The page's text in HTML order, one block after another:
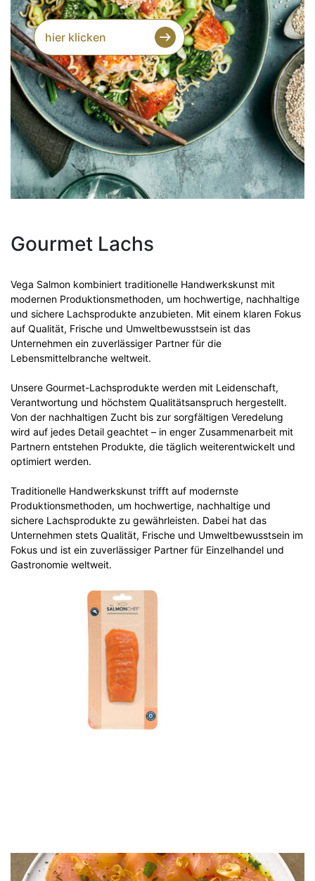
hier klicken
Gourmet Lachs
Vega Salmon kombiniert traditionelle Handwerkskunst mit
modernen Produktionsmethoden, um hochwertige, nachhaltige
und sichere Lachsprodukte anzubieten. Mit einem klaren Fokus
auf Qualität, Frische und Umweltbewusstsein ist das
Unternehmen ein zuverlässiger Partner für die
Lebensmittelbranche weltweit.
Unsere Gourmet-Lachsprodukte werden mit Leidenschaft,
Verantwortung und höchstem Qualitätsanspruch hergestellt.
Von der nachhaltigen Zucht bis zur sorgfältigen Veredelung
wird auf jedes Detail geachtet – in enger Zusammenarbeit mit
Partnern entstehen Produkte, die täglich weiterentwickelt und
optimiert werden.
Traditionelle Handwerkskunst trifft auf modernste
Produktionsmethoden, um hochwertige, nachhaltige und
sichere Lachsprodukte zu gewährleisten. Dabei hat das
Unternehmen stets Qualität, Frische und Umweltbewusstsein im
Fokus und ist ein zuverlässiger Partner für Einzelhandel und
Gastronomie weltweit.